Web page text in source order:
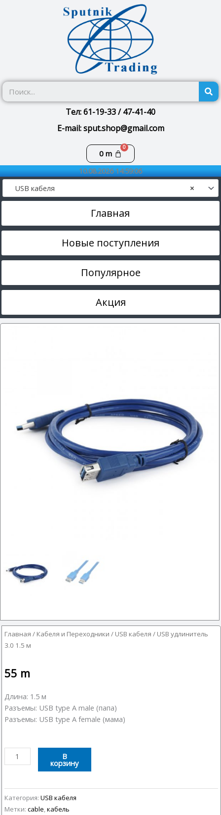
Тел: 61-19-33 / 47-41-40
E-mail: sput.shop@gmail.com
0m
Корзина
10.08.2026 14:59:06
×
USB кабеля
Главная
Новые поступления
Популярное
Акция
Главная / Кабеля и Переходники / USB кабеля / USB удлинитель
3.0 1.5 м
55 m
Длина: 1.5 м
Разъемы: USB type A male (папа)
Разъемы: USB type A female (мама)
Количество
товара
удлинитель
3.0
1.5
В
корзину
Категория: USB кабеля
Метки: cable,кабель